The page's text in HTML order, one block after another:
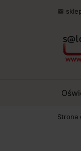

Strona